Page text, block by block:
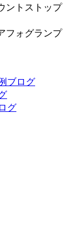
ントストップ
フォグランプ
ブログ
グ